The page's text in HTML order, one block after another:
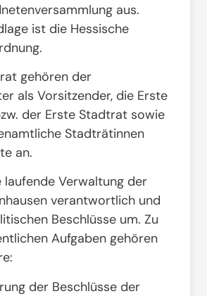
aus.
ist die Hessische
.
gehören der
als Vorsitzender, die Erste
der Erste Stadtrat sowie
Stadträtinnen
an.
laufende Verwaltung der
verantwortlich und
Beschlüsse um. Zu
Aufgaben gehören
der Beschlüsse der